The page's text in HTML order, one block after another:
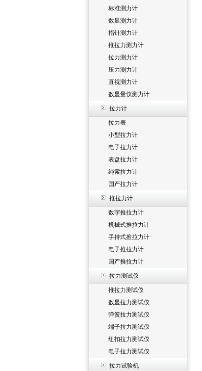
标准测力计
数显测力计
指针测力计
推拉力测力计
拉力测力计
压力测力计
直视测力计
数显量仪测力计
拉力计
拉力表
小型拉力计
电子拉力计
表盘拉力计
绳索拉力计
国产拉力计
推拉力计
数字推拉力计
机械式推拉力计
手持式推拉力计
电子推拉力计
国产推拉力计
拉力测试仪
推拉力测试仪
数显拉力测试仪
弹簧拉力测试仪
端子拉力测试仪
纽扣拉力测试仪
电子拉力测试仪
拉力试验机